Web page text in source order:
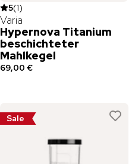
5(1)
Varia
Hypernova Titanium
beschichteter
Mahlkegel
69,00 €
Sale